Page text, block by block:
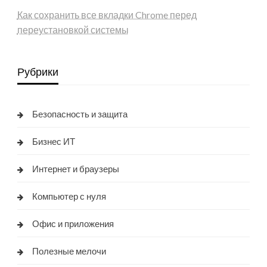
Как сохранить все вкладки Chrome перед
переустановкой системы
Рубрики
Безопасность и защита
Бизнес ИТ
Интернет и браузеры
Компьютер с нуля
Офис и приложения
Полезные мелочи